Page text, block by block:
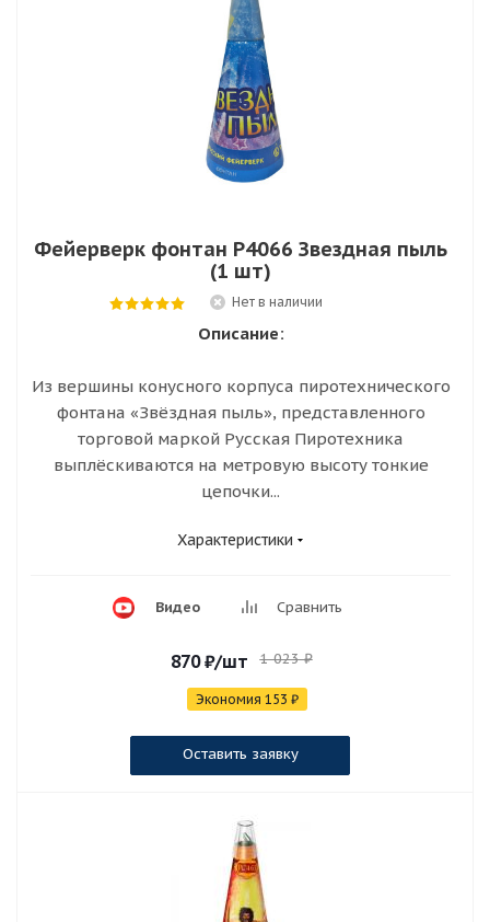
Фейерверк фонтан Р4066 Звездная пыль
(1 шт)
Нет в наличии
Описание:
Из вершины конусного корпуса пиротехнического
фонтана «Звёздная пыль», представленного
торговой маркой Русская Пиротехника
выплёскиваются на метровую высоту тонкие
цепочки...
Характеристики
Видео Сравнить
870₽/шт 1 023₽
Экономия 153 ₽
Оставить заявку